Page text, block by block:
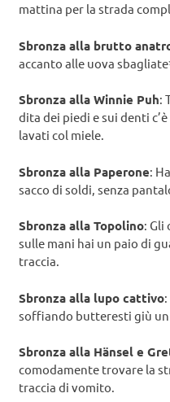
mattina per la strada
Sbronza alla brutto
accanto alle uova
Sbronza alla Winnie Puh:
dita dei piedi e sui denti
lavati col miele.
Sbronza alla Paperone:
sacco di soldi, senza
Sbronza alla Topolino: Gli
sulle mani hai un paio di
traccia.
Sbronza alla lupo cattivo:
soffiando butteresti giù un
Sbronza alla Hänsel e
comodamente trovare la
traccia di vomito.